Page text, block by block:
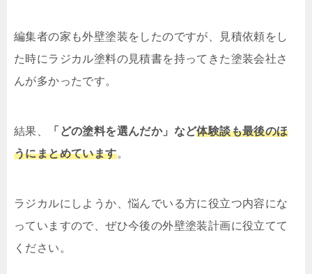
編集者の家も外壁塗装をしたのですが、見積依頼をし
た時にラジカル塗料の見積書を持ってきた塗装会社さ
んが多かったです。
結果、 「どの塗料を選んだか」など体験談も最後のほ
うにまとめています。
ラジカルにしようか、悩んでいる方に役立つ内容にな
っていますので、ぜひ今後の外壁塗装計画に役立てて
ください。